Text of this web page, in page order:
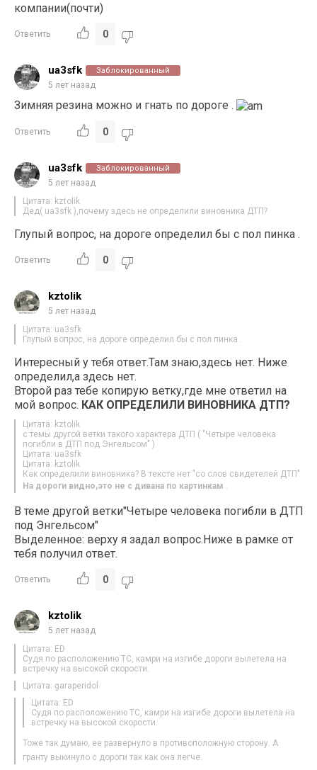
компании(почти)
Ответить 0
ua3sfk Заблокированный
5 лет назад
Зимняя резина можно и гнать по дороге .
Ответить 0
ua3sfk Заблокированный
5 лет назад
Цитата: kztolik
Дед( ua3sfk ),почему здесь не определили виновника ДТП?
Глупый вопрос, на дороге определил бы с пол пинка .
Ответить 0
kztolik
5 лет назад
Цитата: ua3sfk
Глупый вопрос, на дороге определил бы с пол пинка .
Интересный у тебя ответ.Там знаю,здесь нет. Ниже
определил,а здесь нет.
Второй раз тебе копирую ветку,где мне ответил на
мой вопрос. КАК ОПРЕДЕЛИЛИ ВИНОВНИКА ДТП?
Цитата: kztolik
с темы другой ветки такого характера ДТП ( "Четыре человека
погибли в ДТП под Энгельсом" )
Цитата: ua3sfk
Цитата: kztolik
Как определили виновника? В тексте нет "со слов свидетелей ДТП"
На дороги видно,это не с дивана по картинкам .
В теме другой ветки"Четыре человека погибли в ДТП
под Энгельсом"
Выделенное: верху я задал вопрос.Ниже в рамке от
тебя получил ответ.
Ответить 0
kztolik
5 лет назад
Цитата: ED
Судя по расположению ТС, камри на изгибе дороги вылетела на
встречку на высокой скорости.
Цитата: garaperidol
Цитата: ED
Судя по расположению ТС, камри на изгибе дороги вылетела на
встречку на высокой скорости.
Тоже так думаю, ее развернуло в противоположную сторону. А
гранту выкинуло с дороги так как она легче.